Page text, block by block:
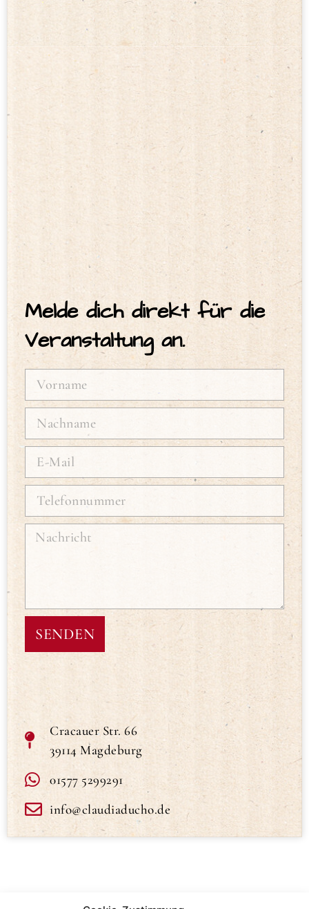
Melde dich direkt für die
Veranstaltung an.
SENDEN
Cracauer Str. 66
39114 Magdeburg
01577 5299291
info@claudiaducho.de